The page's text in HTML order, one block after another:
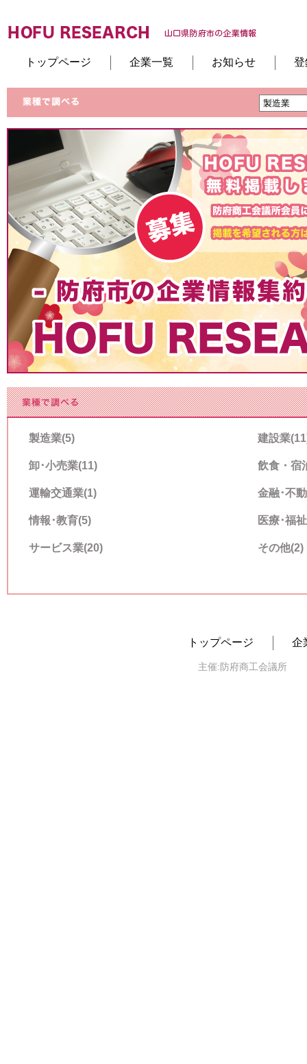
トップページ 企業一覧 お知らせ
製造業(5) 建設業
卸･小売業(11) 飲食・宿
運輸交通業(1) 金融･不
情報･教育(5) 医療･福
サービス業(20) その他(2)
トップページ 企
主催:防府商工会議所